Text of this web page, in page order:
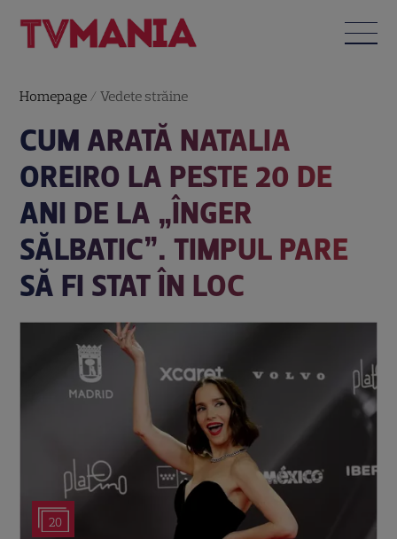
Homepage /Vedete străine
CUM ARATĂ NATALIA
OREIRO LA PESTE 20 DE
ANI DE LA „ÎNGER
SĂLBATIC”. TIMPUL PARE
SĂ FI STAT ÎN LOC
20